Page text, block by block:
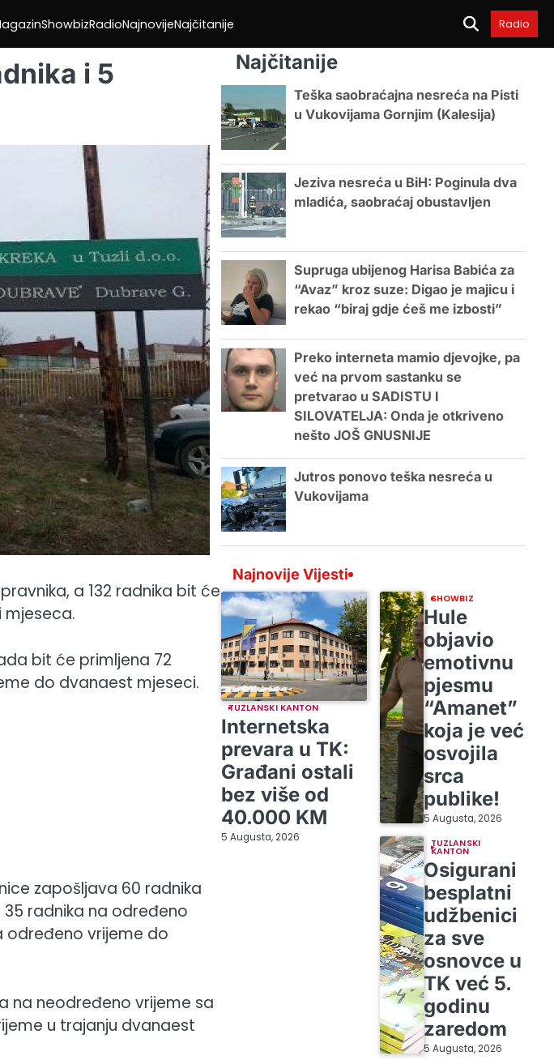
ShowbizRadioNajnovijeNajčitanije Radio
i 5
a 132 radnika bit će
bit će primljena 72
do dvanaest mjeseci.
zapošljava 60 radnika
radnika na određeno
određeno vrijeme do
na neodređeno vrijeme sa
u trajanju dvanaest
Najčitanije
Teška saobraćajna nesreća na Pisti
u Vukovijama Gornjim (Kalesija)
Jeziva nesreća u BiH: Poginula dva
mladića, saobraćaj obustavljen
Supruga ubijenog Harisa Babića za
“Avaz” kroz suze: Digao je majicu i
rekao “biraj gdje ćeš me izbosti”
Preko interneta mamio djevojke, pa
već na prvom sastanku se
pretvarao u SADISTU I
SILOVATELJA: Onda je otkriveno
nešto JOŠ GNUSNIJE
Jutros ponovo teška nesreća u
Vukovijama
Najnovije Vijesti
TUZLANSKI KANTON
Internetska
prevara u TK:
Građani ostali
bez više od
40.000 KM
5 Augusta, 2026
SHOWBIZ
Hule
objavio
emotivnu
pjesmu
“Amanet”
koja je već
osvojila
srca
publike!
5 Augusta, 2026
TUZLANSKI
KANTON
Osigurani
besplatni
udžbenici
za sve
osnovce u
TK već 5.
godinu
zaredom
5 Augusta, 2026